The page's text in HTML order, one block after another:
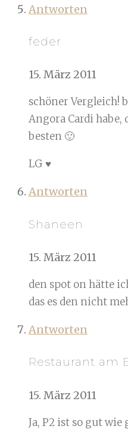
Antworten
feder
15. März 2011
schöner Vergleich!
Angora Cardi
besten 🙂
LG ♥
Antworten
Shaneen
15. März 2011
den spot on hätte
das es den nicht
Antworten
Restaurant am
15. März 2011
Ja, P2 ist so gut